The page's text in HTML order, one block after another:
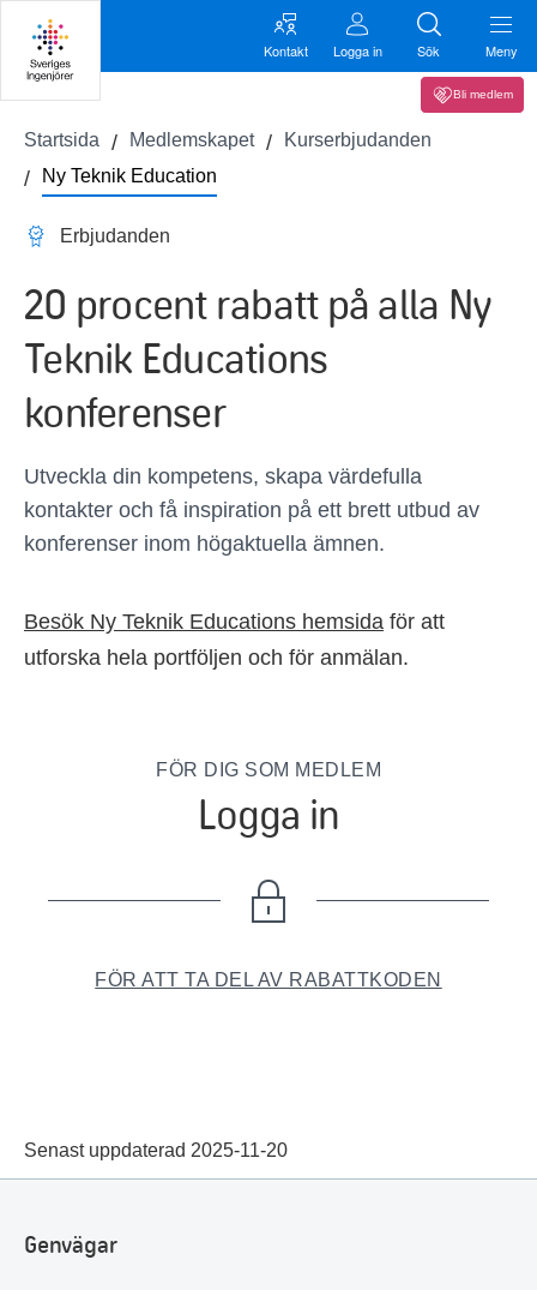
Kontakt Logga in Sök Meny
Bli medlem
Startsida Medlemskapet
Kurserbjudanden
Ny Teknik Education
Erbjudanden
20 procent rabatt på alla Ny
Teknik Educations
konferenser
Utveckla din kompetens, skapa värdefulla
kontakter och få inspiration på ett brett utbud av
konferenser inom högaktuella ämnen.
Besök Ny Teknik Educations hemsida för att
utforska hela portföljen och för anmälan.
FÖR DIG SOM MEDLEM
Logga in
FÖR ATT TA DEL AV RABATTKODEN
Senast uppdaterad 2025-11-20
Genvägar